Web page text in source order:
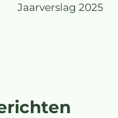
Jaarverslag 2025